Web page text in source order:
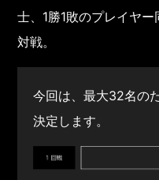
士、1勝1敗のプレイヤ
対戦。
今回は、最大32名の
決定します。